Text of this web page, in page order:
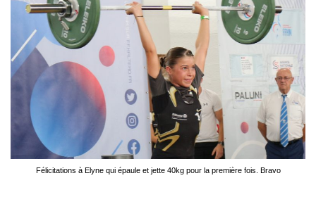
Félicitations à Elyne qui épaule et jette 40kg pour la première fois. Bravo